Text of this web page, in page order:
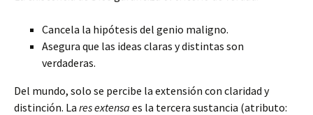
Cancela la hipótesis del genio maligno.
Asegura que las ideas claras y distintas son
verdaderas.
Del mundo, solo se percibe la extensión con claridad y
distinción. La res extensa es la tercera sustancia (atributo: